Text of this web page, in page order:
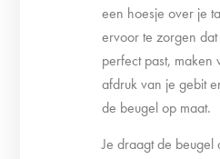
een hoesje over je
ervoor te zorgen
perfect past, maken
afdruk van je gebit
de beugel op maat.
Je draagt de beugel